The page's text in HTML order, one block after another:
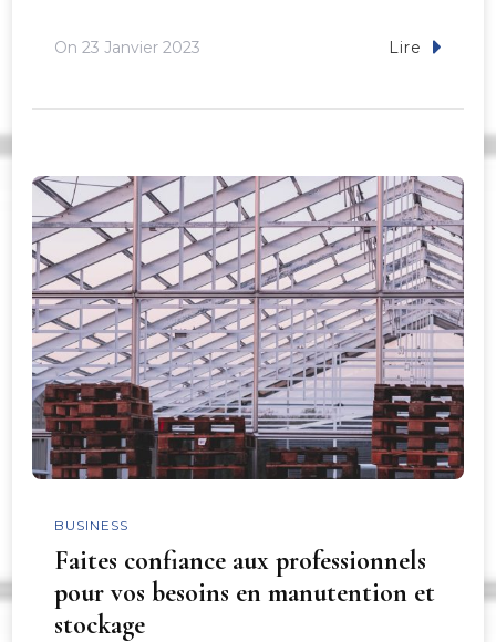
On 23 Janvier 2023 Lire
BUSINESS
Faites confiance aux professionnels
pour vos besoins en manutention et
stockage